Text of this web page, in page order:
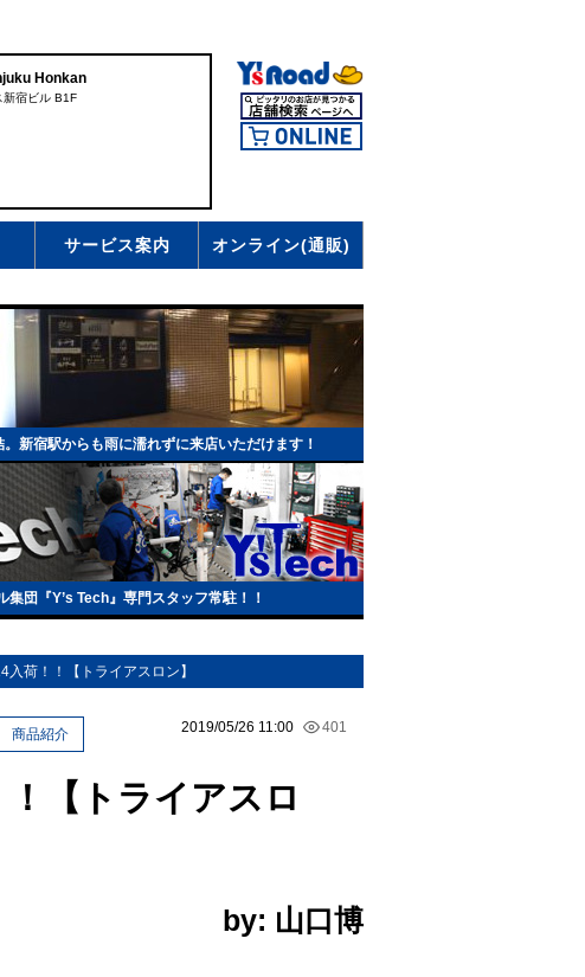
Honkan
新宿ビル B1F
サービス案内 オンライン(通販)
新宿駅からも雨に濡れずに来店いただけます！
団『Y’s Tech』専門スタッフ常駐！！
入荷！！【トライアスロン】
2019/05/26 11:00 401
商品紹介
！【トライアスロ
by: 山口博